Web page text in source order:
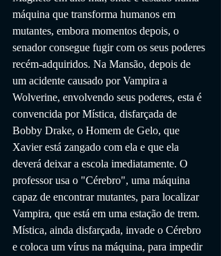
máquina que transforma humanos em
mutantes, embora momentos depois, o
senador consegue fugir com os seus poderes
recém-adquiridos. Na Mansão, depois de
um acidente causado por Vampira a
Wolverine, envolvendo seus poderes, esta é
convencida por Mística, disfarçada de
Bobby Drake, o Homem de Gelo, que
Xavier está zangado com ela e que ela
deverá deixar a escola imediatamente. O
professor usa o "Cérebro", uma máquina
capaz de encontrar mutantes, para localizar
Vampira, que está em uma estação de trem.
Mística, ainda disfarçada, invade o Cérebro
e coloca um vírus na máquina, para impedir